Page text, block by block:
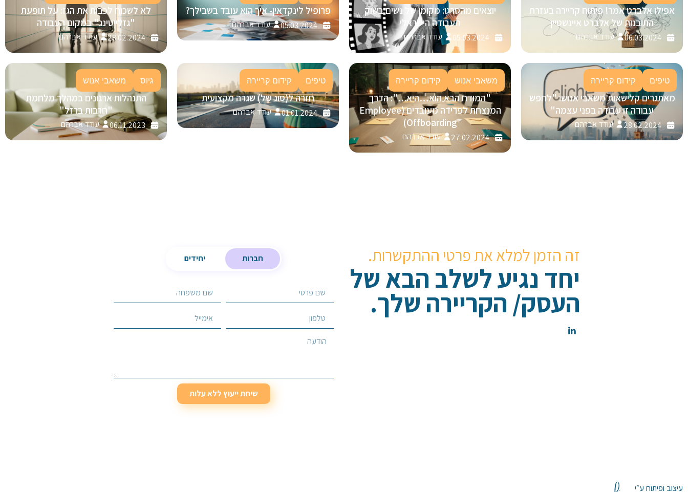
אפילו אלברט אמר! פיתוח קריירה בעזרת
התובנות של אלברט איינשטיין
06.03.2024 עודד אברהם
יוצאים מהסרט: מקומן של נשים בשוק
העבודה הישראלי
05.03.2024 עודד אברהם
פרופיל לינקדאין- איך הוא עובד בשבילך?
05.03.2024 עודד אברהם
לא לשכוח לכבות את הגז: על תופעת
"גזלייטינג" במקום העבודה
28.02.2024 עודד אברהם
טיפים קידום קריירה
מאתגרים קלישאות משאבי אנוש: "לחפש
עבודה זו עבודה בפני עצמה"
28.02.2024 עודד אברהם
משאבי אנוש קידום קריירה
"המודח הבא הוא…היא…": הדרך
המנצחת לפרידה מעובדים (Employee
Offboarding)
27.02.2024 עודד אברהם
טיפים קידום קריירה
חזרה ל(סוג של) שגרה מקצועית
01.01.2024 עודד אברהם
גיוס משאבי אנוש
התנהלות ארגונים במהלך מלחמת
"חרבות ברזל"
06.11.2023 עודד אברהם
זה הזמן למלא את פרטי ההתקשרות.
יחד נגיע לשלב הבא של
העסק/ הקריירה שלך.
חברות יחידים
שיחת ייעוץ ללא עלות
בחר/י שירות מבוקש
עיצוב ופיתוח ע״י